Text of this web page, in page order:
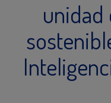
unidad